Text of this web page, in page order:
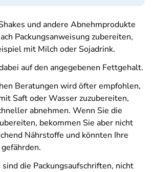
und andere Abnehmprodukte
Packungsanweisung zubereiten,
mit Milch oder Sojadrink.
auf den angegebenen Fettgehalt.
Beratungen wird öfter empfohlen,
Saft oder Wasser zuzubereiten,
abnehmen. Wenn Sie die
bekommen Sie aber nicht
Nährstoffe und könnten Ihre
die Packungsaufschriften, nicht